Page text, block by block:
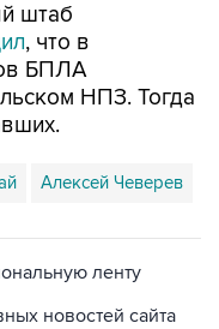
штаб
, что в
БПЛА
НПЗ. Тогда
Алексей Чеверев
ленту
новостей сайта